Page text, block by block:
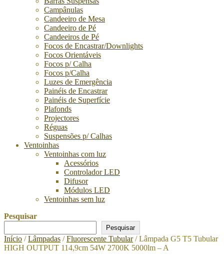
Campânulas
Candeeiro de Mesa
Candeeiro de Pé
Candeeiros de Pé
Focos de Encastrar/Downlights
Focos Orientáveis
Focos p/ Calha
Focos p/Calha
Luzes de Emergência
Painéis de Encastrar
Painéis de Superfície
Plafonds
Projectores
Réguas
Suspensões p/ Calhas
Ventoinhas
Ventoinhas com luz
Acessórios
Controlador LED
Difusor
Módulos LED
Ventoinhas sem luz
Pesquisar
Pesquisar
Início /Lâmpadas /Fluorescente Tubular/ Lâmpada G5 T5 Tubular
HIGH OUTPUT 114,9cm 54W 2700K 5000lm – A